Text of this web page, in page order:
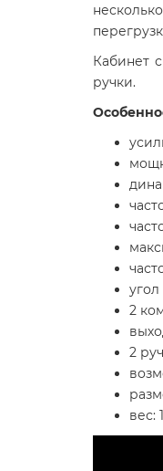
Кабинет
ручки.
2
2
вес: